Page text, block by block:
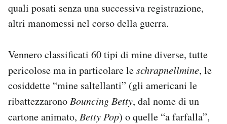
quali posati senza una successiva registrazione,
altri manomessi nel corso della guerra.
Vennero classificati 60 tipi di mine diverse, tutte
pericolose ma in particolare leschrapnellmine, le
cosiddette “mine saltellanti” (gli americani le
ribattezzarono Bouncing Betty, dal nome di un
cartone animato, Betty Pop) o quelle “a farfalla”,